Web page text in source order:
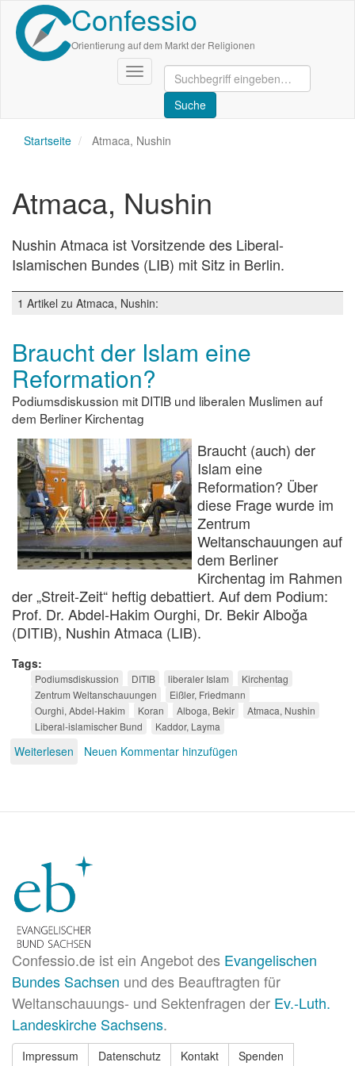
Direkt
zum
Inhalt
Confessio
Orientierung auf dem Markt der Religionen
Navigation
aktivieren/deaktivieren
Startseite Atmaca, Nushin
Atmaca, Nushin
Nushin Atmaca ist Vorsitzende des Liberal-
Islamischen Bundes (LIB) mit Sitz in Berlin.
1 Artikel zu Atmaca, Nushin:
Braucht der Islam eine
Reformation?
Podiumsdiskussion mit DITIB und liberalen Muslimen auf
dem Berliner Kirchentag
Braucht (auch) der
Islam eine
Reformation? Über
diese Frage wurde im
Zentrum
Weltanschauungen auf
dem Berliner
Kirchentag im Rahmen
der „Streit-Zeit“ heftig debattiert. Auf dem Podium:
Prof. Dr. Abdel-Hakim Ourghi, Dr. Bekir Alboğa
(DITIB), Nushin Atmaca (LIB).
Tags
Podiumsdiskussion DITIB liberaler Islam
Kirchentag
Zentrum Weltanschauungen
Eißler, Friedmann
Ourghi, Abdel-Hakim
Koran Alboga, Bekir
Atmaca, Nushin
Liberal-islamischer Bund
Kaddor, Layma
Weiterlesen über
eine
Neuen Kommentar hinzufügen
Confessio.de ist ein Angebot des Evangelischen
Bundes Sachsen und des Beauftragten für
Weltanschauungs- und Sektenfragen der Ev.-Luth.
Landeskirche Sachsens.
Impressum Datenschutz Kontakt Spenden